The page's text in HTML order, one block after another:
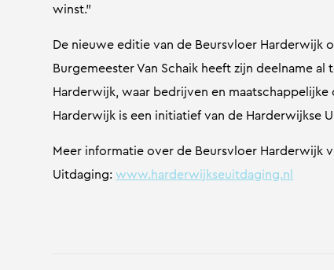
winst.”
De nieuwe editie van de Beursvloer Harderwijk
Burgemeester Van Schaik heeft zijn deelname
Harderwijk, waar bedrijven en
Harderwijk is een initiatief van de Harderwijkse
Meer informatie over de Beursvloer Harderwijk
Uitdaging:www.harderwijkseuitdaging.nl